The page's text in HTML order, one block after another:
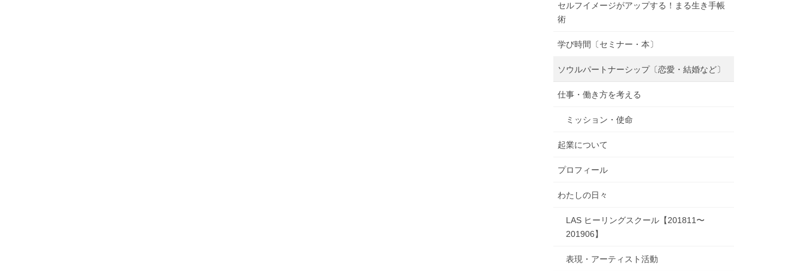
セルフイメージがアップする！まる生き手帳
術
学び時間〔セミナー・本〕
ソウルパートナーシップ〔恋愛・結婚など〕
仕事・働き方を考える
ミッション・使命
起業について
プロフィール
わたしの日々
LAS ヒーリングスクール【201811〜
201906】
表現・アーティスト活動